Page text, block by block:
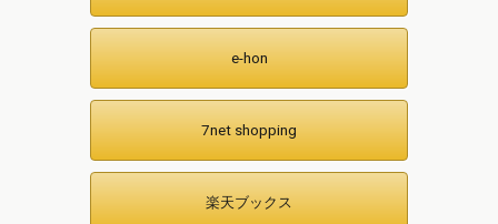
e-hon
7net shopping
楽天ブックス